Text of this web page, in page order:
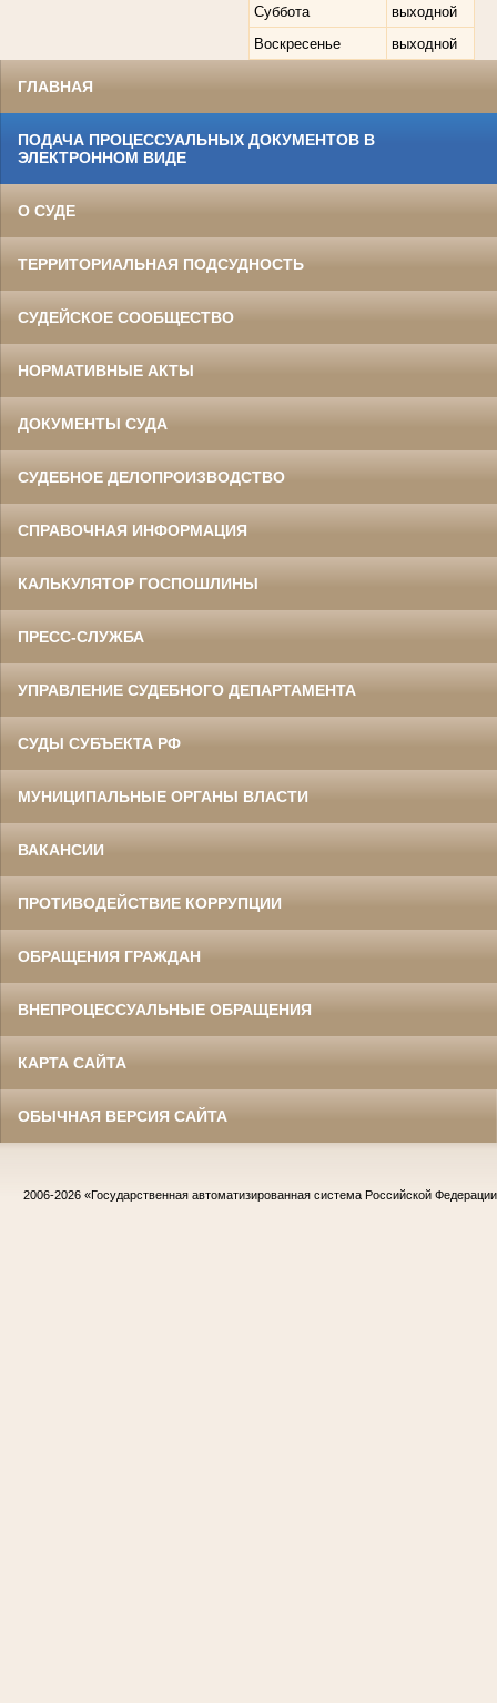
Суббота
выходной
Воскресенье
выходной
ГЛАВНАЯ
ПОДАЧА ПРОЦЕССУАЛЬНЫХ ДОКУМЕНТОВ В
ЭЛЕКТРОННОМ ВИДЕ
О СУДЕ
ТЕРРИТОРИАЛЬНАЯ ПОДСУДНОСТЬ
СУДЕЙСКОЕ СООБЩЕСТВО
НОРМАТИВНЫЕ АКТЫ
ДОКУМЕНТЫ СУДА
СУДЕБНОЕ ДЕЛОПРОИЗВОДСТВО
СПРАВОЧНАЯ ИНФОРМАЦИЯ
КАЛЬКУЛЯТОР ГОСПОШЛИНЫ
ПРЕСС-СЛУЖБА
УПРАВЛЕНИЕ СУДЕБНОГО ДЕПАРТАМЕНТА
СУДЫ СУБЪЕКТА РФ
МУНИЦИПАЛЬНЫЕ ОРГАНЫ ВЛАСТИ
ВАКАНСИИ
ПРОТИВОДЕЙСТВИЕ КОРРУПЦИИ
ОБРАЩЕНИЯ ГРАЖДАН
ВНЕПРОЦЕССУАЛЬНЫЕ ОБРАЩЕНИЯ
КАРТА САЙТА
ОБЫЧНАЯ ВЕРСИЯ САЙТА
2006-2026 «Государственная автоматизированная система Российской